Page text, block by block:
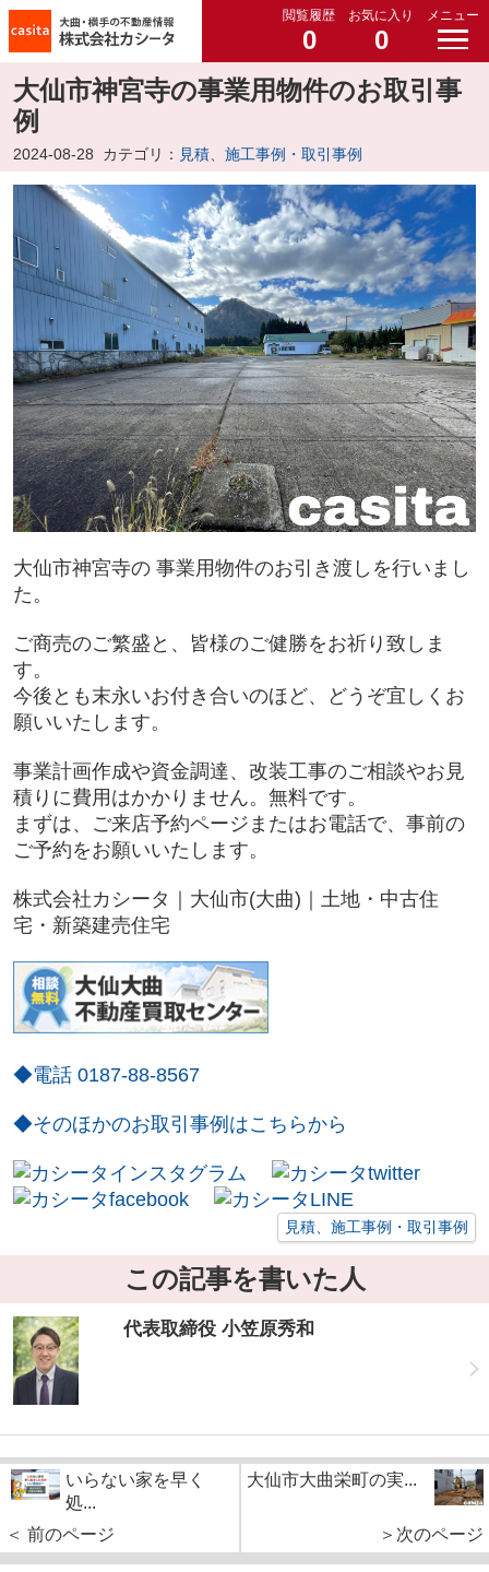
閲覧履歴
0
お気に入り
0
メニュー
大仙市神宮寺の事業用物件のお取引事
例
2024-08-28 カテゴリ： 見積、施工事例・取引事例
大仙市神宮寺の 事業用物件のお引き渡しを行いまし
た。
ご商売のご繁盛と、皆様のご健勝をお祈り致しま
す。
今後とも末永いお付き合いのほど、どうぞ宜しくお
願いいたします。
事業計画作成や資金調達、改装工事のご相談やお見
積りに費用はかかりません。無料です。
まずは、ご来店予約ページまたはお電話で、事前の
ご予約をお願いいたします。
株式会社カシータ｜大仙市(大曲)｜土地・中古住
宅・新築建売住宅
◆電話 0187-88-8567
◆そのほかのお取引事例はこちらから
見積、施工事例・取引事例
この記事を書いた人
代表取締役 小笠原秀和
いらない家を早く
処...
＜ 前のページ
大仙市大曲栄町の実...
＞次のページ